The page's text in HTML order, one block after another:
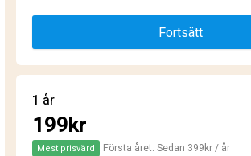
Fortsätt
1 år
199kr
Mest prisvärd Första året. Sedan 399kr / år